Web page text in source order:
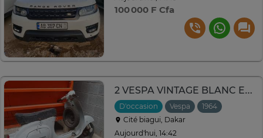
100 000 F Cfa
2 VESPA VINTAGE BLANC ET BLEU A RESTAURER
D'occasion Vespa
1964
Cité biagui, Dakar
Aujourd'hui, 14:42